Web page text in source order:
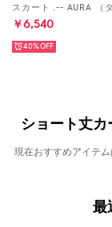
￥6,540
40%
ショート丈
現在おすすめアイテム
最